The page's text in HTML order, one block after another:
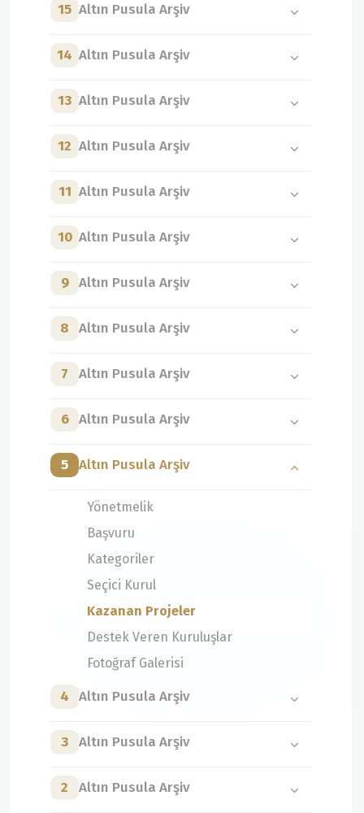
15 Altın Pusula Arşiv
14 Altın Pusula Arşiv
13 Altın Pusula Arşiv
12 Altın Pusula Arşiv
11 Altın Pusula Arşiv
10 Altın Pusula Arşiv
9 Altın Pusula Arşiv
8 Altın Pusula Arşiv
7 Altın Pusula Arşiv
6 Altın Pusula Arşiv
5 Altın Pusula Arşiv
Yönetmelik
Başvuru
Kategoriler
Seçici Kurul
Kazanan Projeler
Destek Veren Kuruluşlar
Fotoğraf Galerisi
4 Altın Pusula Arşiv
3 Altın Pusula Arşiv
2 Altın Pusula Arşiv